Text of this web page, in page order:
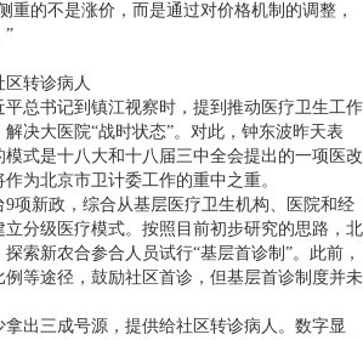
重的不是涨价，而是通过对价格机制的调整，
”
区转诊病人
平总书记到镇江视察时，提到推动医疗卫生工作
决大医院“战时状态”。对此，钟东波昨天表
式是十八大和十八届三中全会提出的一项医改
为北京市卫计委工作的重中之重。
9项新政，综合从基层医疗卫生机构、医院和经
分级医疗模式。按照目前初步研究的思路，北
索新农合参合人员试行“基层首诊制”。此前，
等途径，鼓励社区首诊，但基层首诊制度并未
拿出三成号源，提供给社区转诊病人。数字显